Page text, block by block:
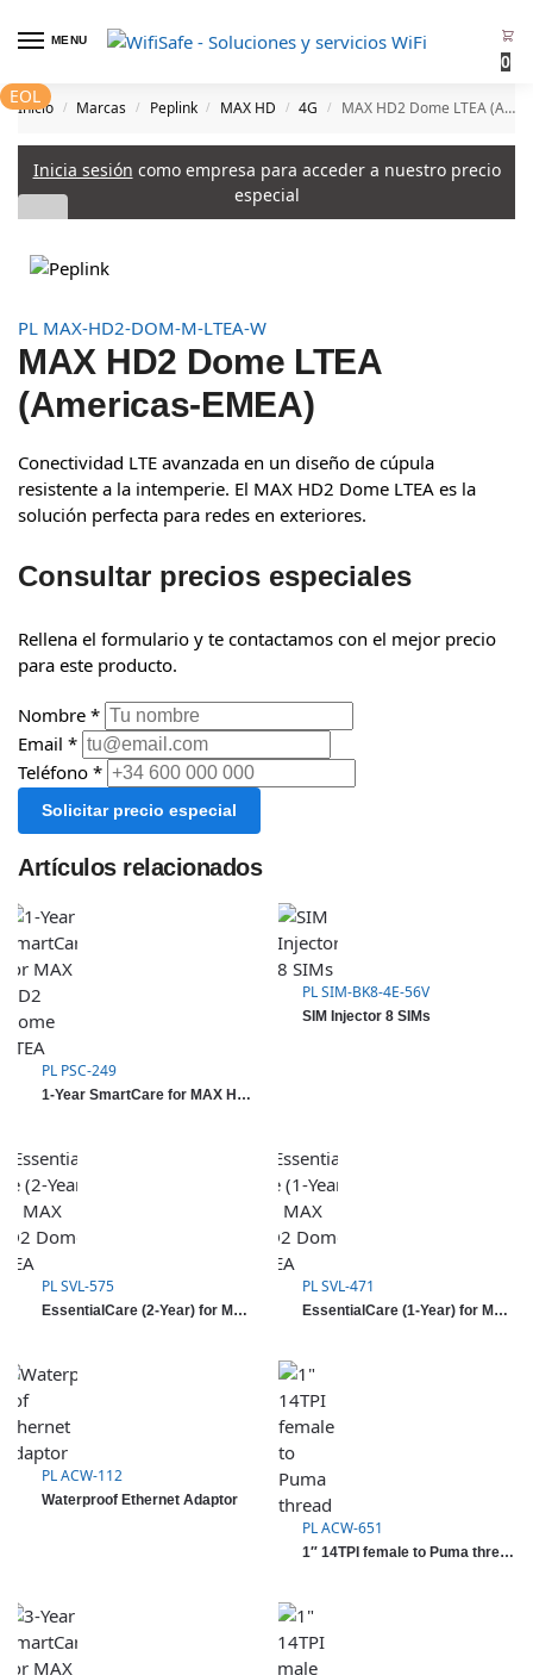
MENU
0
Inicio / Marcas / Peplink / MAX HD / 4G / MAX HD2 Dome LTEA (Americas-EMEA)
Inicia sesión como empresa para acceder a nuestro precio
especial
EOL
PL MAX-HD2-DOM-M-LTEA-W
MAX HD2 Dome LTEA
(Americas-EMEA)
Conectividad LTE avanzada en un diseño de cúpula
resistente a la intemperie. El MAX HD2 Dome LTEA es la
solución perfecta para redes en exteriores.
Consultar precios especiales
Rellena el formulario y te contactamos con el mejor precio
para este producto.
Nombre *
Email *
Teléfono *
Solicitar precio especial
Artículos relacionados
PL PSC-249
1-Year SmartCare for MAX HD2 Dome LTEA
PL SIM-BK8-4E-56V
SIM Injector 8 SIMs
PL SVL-575
EssentialCare (2-Year) for MAX HD2 Dome LTEA
PL SVL-471
EssentialCare (1-Year) for MAX HD2 Dome LTEA
PL ACW-112
Waterproof Ethernet Adaptor
PL ACW-651
1″ 14TPI female to Puma thread